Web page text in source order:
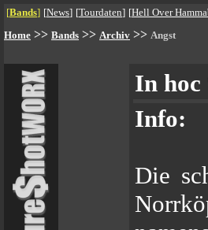
[Bands] [News] [Tourdaten] [Hell Over
Home >> Bands >> Archiv >> Angst
In hoc
Info:
Die